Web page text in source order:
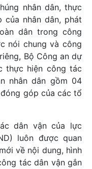
nhân dân, thực
nhân dân, phát
dân trong công
nói chung và công
Bộ Công an dự
thực hiện công tác
nhân dân gồm 04
góp của các tổ
dân vận của lực
luôn được quan
về nội dung, hình
tác dân vận gắn